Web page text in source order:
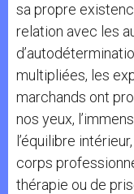
sa propre
relation avec les
multipliées, les
marchands ont
nos yeux,
l’équilibre
corps
thérapie ou de